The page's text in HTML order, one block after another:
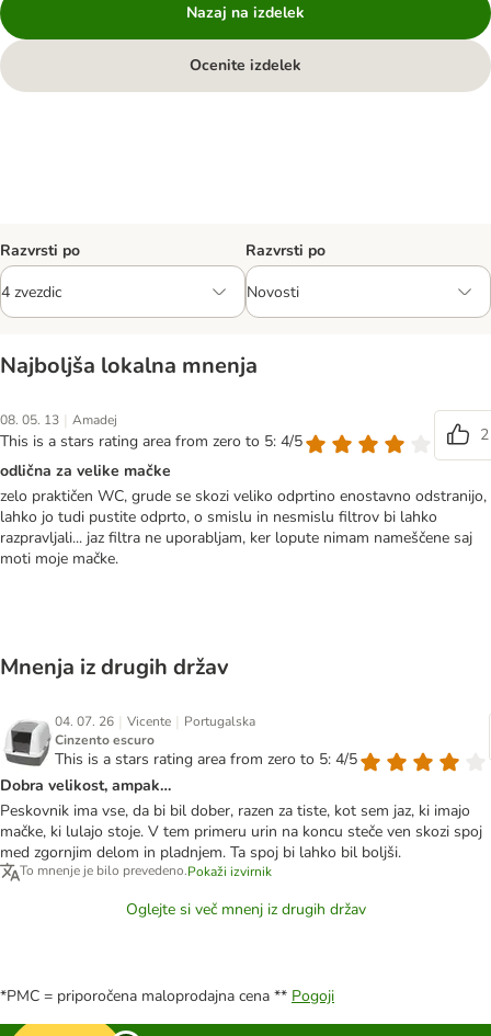
Nazaj na izdelek
Ocenite izdelek
Razvrsti po Razvrsti po
Najboljša lokalna mnenja
08. 05. 13 | Amadej
This is a stars rating area from zero to 5: 4/5
2
odlična za velike mačke
zelo praktičen WC, grude se skozi veliko odprtino enostavno odstranijo,
lahko jo tudi pustite odprto, o smislu in nesmislu filtrov bi lahko
razpravljali... jaz filtra ne uporabljam, ker lopute nimam nameščene saj
moti moje mačke.
Mnenja iz drugih držav
04. 07. 26 | Vicente | Portugalska
Cinzento escuro
This is a stars rating area from zero to 5: 4/5
Dobra velikost, ampak…
Peskovnik ima vse, da bi bil dober, razen za tiste, kot sem jaz, ki imajo
mačke, ki lulajo stoje. V tem primeru urin na koncu steče ven skozi spoj
med zgornjim delom in pladnjem. Ta spoj bi lahko bil boljši.
To mnenje je bilo prevedeno.Pokaži izvirnik
Oglejte si več mnenj iz drugih držav
*PMC = priporočena maloprodajna cena ** Pogoji